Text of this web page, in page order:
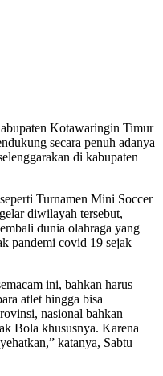
Kotawaringin Timur
secara penuh adanya
di kabupaten
Turnamen Mini Soccer
diwilayah tersebut,
dunia olahraga yang
pandemi covid 19 sejak
ini, bahkan harus
atlet hingga bisa
nasional bahkan
Bola khususnya. Karena
katanya, Sabtu